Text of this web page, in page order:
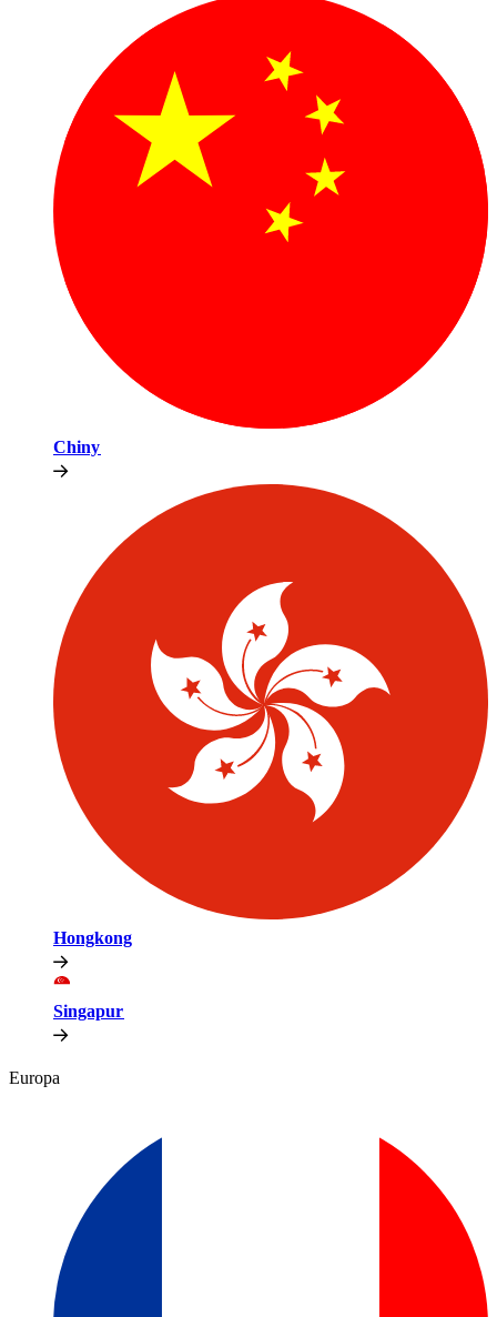
Chiny​​
Hongkong​​
Singapur​​
Europa​​